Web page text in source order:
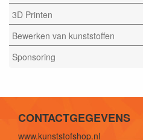
3D Printen
Bewerken van kunststoffen
Sponsoring
CONTACTGEGEVENS
www.kunststofshop.nl